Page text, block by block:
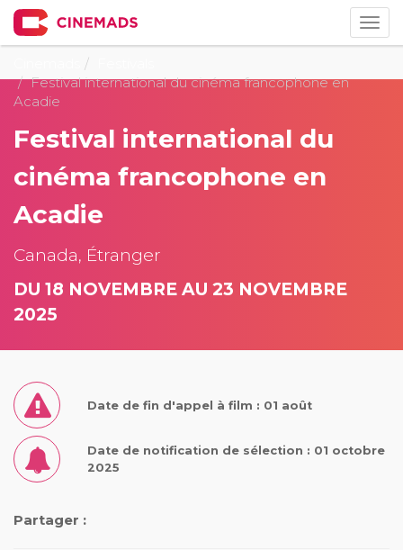
Festival international du cinéma francophone en
Acadie
Festival international du
cinéma francophone en
Acadie
Canada, Étranger
DU 18 NOVEMBRE AU 23 NOVEMBRE
2025
Date de fin d'appel à film : 01 août
Date de notification de sélection : 01 octobre
2025
Partager :